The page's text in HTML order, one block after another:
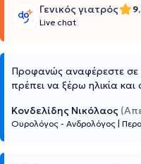
Γενικός γιατρός
Live chat
Προφανώς αναφέρεστε σε
πρέπει να ξέρω ηλικία
Κονδελίδης Νικόλαος
Ουρολόγος - Ανδρολόγος